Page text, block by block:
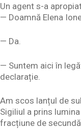
Un agent s-a
— Doamnă Elena
— Da.
— Suntem aici în
declarație.
Am scos lanțul de
Sigiliul a prins
fracțiune de